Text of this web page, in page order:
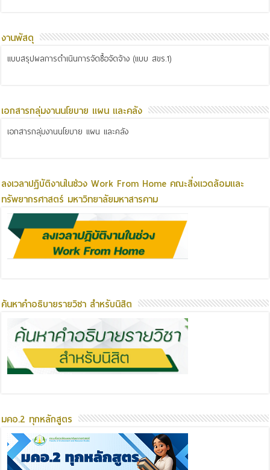
งานพัสดุ
แบบสรุปผลการดำเนินการจัดซื้อจัดจ้าง (แบบ สขร.1)
เอกสารกลุ่มงานนโยบาย แผน และคลัง
เอกสารกลุ่มงานนโยบาย แผน และคลัง
ลงเวลาปฏิบัติงานในช่วง Work From Home คณะสิ่งแวดล้อมและ
ทรัพยากรศาสตร์ มหาวิทยาลัยมหาสารคาม
ค้นหาคำอธิบายรายวิชา สำหรับนิสิต
มคอ.2 ทุกหลักสูตร